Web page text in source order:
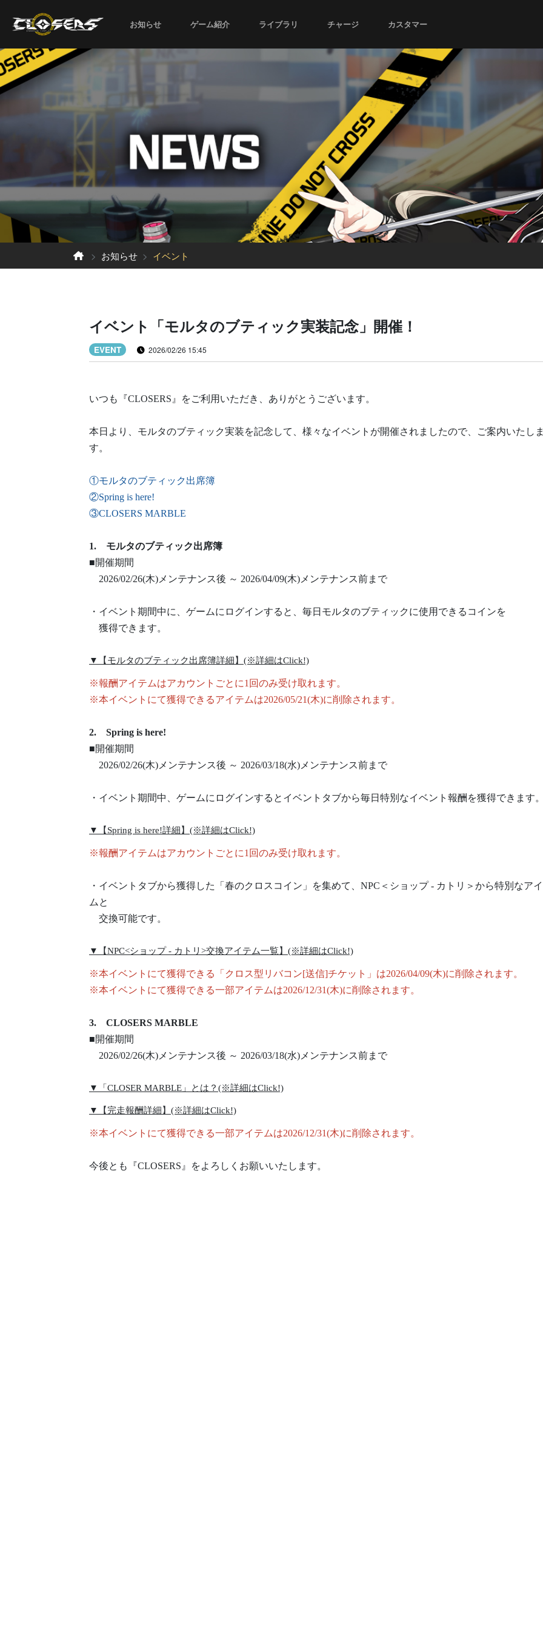
お知らせ ゲーム紹介 ライブラリ チャージ カスタマー
お知らせ イベント
イベント「モルタのブティック実装記念」開催！
EVENT 2026/02/26 15:45
いつも『CLOSERS』をご利用いただき、ありがとうございます。
本日より、モルタのブティック実装を記念して、様々なイベントが開催されましたので、ご案内いたし
す。
①モルタのブティック出席簿
②Spring is here!
③CLOSERS MARBLE
1. モルタのブティック出席簿
■開催期間
2026/02/26(木)メンテナンス後 ～ 2026/04/09(木)メンテナンス前まで
・イベント期間中に、ゲームにログインすると、毎日モルタのブティックに使用できるコインを
獲得できます。
▼【モルタのブティック出席簿詳細】(※詳細はClick!)
※報酬アイテムはアカウントごとに1回のみ受け取れます。
※本イベントにて獲得できるアイテムは2026/05/21(木)に削除されます。
2. Spring is here!
■開催期間
2026/02/26(木)メンテナンス後 ～ 2026/03/18(水)メンテナンス前まで
・イベント期間中、ゲームにログインするとイベントタブから毎日特別なイベント報酬を獲得できます
▼【Spring is here!詳細】(※詳細はClick!)
※報酬アイテムはアカウントごとに1回のみ受け取れます。
・イベントタブから獲得した「春のクロスコイン」を集めて、NPC＜ショップ - カトリ＞から特別なア
ムと
交換可能です。
▼【NPC<ショップ - カトリ>交換アイテム一覧】(※詳細はClick!)
※本イベントにて獲得できる「クロス型リバコン[送信]チケット」は2026/04/09(木)に削除されます。
※本イベントにて獲得できる一部アイテムは2026/12/31(木)に削除されます。
3. CLOSERS MARBLE
■開催期間
2026/02/26(木)メンテナンス後 ～ 2026/03/18(水)メンテナンス前まで
▼「CLOSER MARBLE」とは？(※詳細はClick!)
▼【完走報酬詳細】(※詳細はClick!)
※本イベントにて獲得できる一部アイテムは2026/12/31(木)に削除されます。
今後とも『CLOSERS』をよろしくお願いいたします。